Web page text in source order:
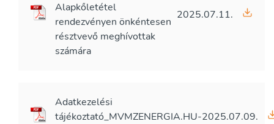
Alapkőletétel
rendezvényen önkéntesen
résztvevő meghívottak
számára
2025.07.11.
Adatkezelési
tájékoztató_MVMZENERGIA.HU-2025.07.09.